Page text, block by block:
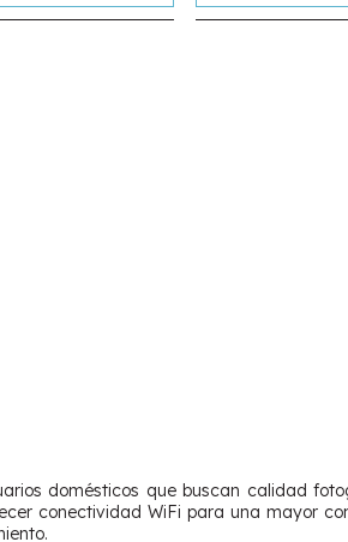
domésticos que buscan calidad
conectividad WiFi para una mayor